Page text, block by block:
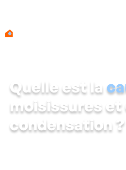
Quelle est la
moisissures et
condensation ?